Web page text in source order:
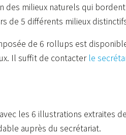
milieux naturels qui
de 5 différents milieux
de 6 rollups est
Il suffit de contacter le
les 6 illustrations extraites
auprès du secrétariat.